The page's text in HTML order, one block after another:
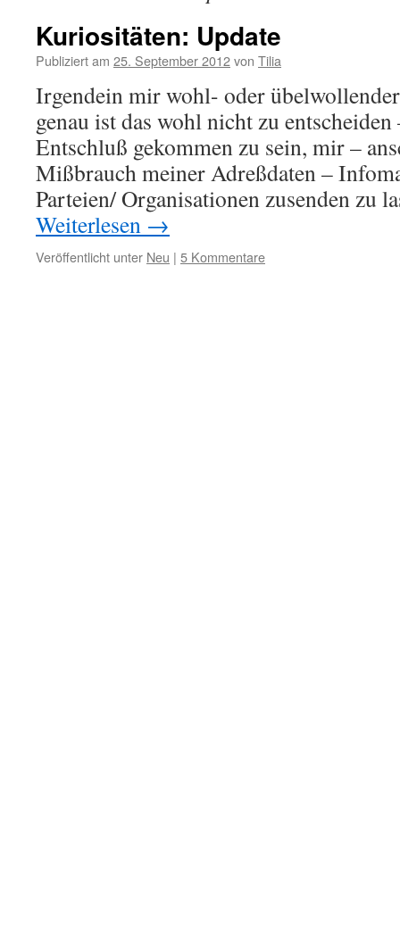
Kuriositäten: Update
Publiziert am 25. September 2012von Tilia
Irgendein mir wohl- oder
genau ist das wohl nicht zu
Entschluß gekommen zu sein, mir –
Mißbrauch meiner Adreßdaten –
Parteien/ Organisationen zusenden zu
Weiterlesen →
Veröffentlicht unter Neu | 5 Kommentare